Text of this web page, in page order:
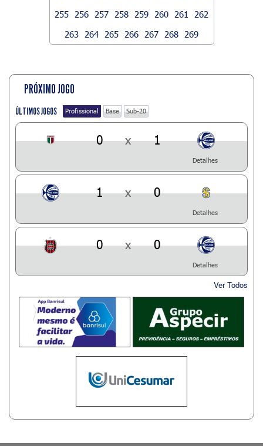
255
256 257 258 259 260 261
262
263
264 265 266 267 268 269
PRÓXIMO JOGO
ÚLTIMOS JOGOS Profissional Base Sub-20
0 x 1
Detalhes
1 x 0
Detalhes
0 x 0
Detalhes
Ver Todos